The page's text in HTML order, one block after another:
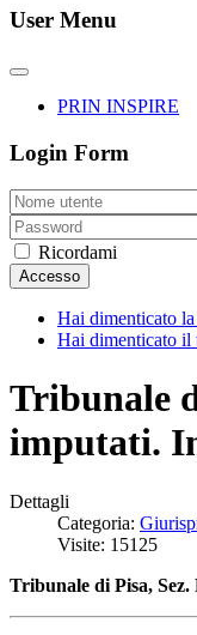
User Menu
PRIN INSPIRE
Login Form
Ricordami
Accesso
Hai dimenticato
Hai dimenticato il
Tribunale
imputati.
Dettagli
Categoria:
Visite: 15125
Tribunale di Pisa,